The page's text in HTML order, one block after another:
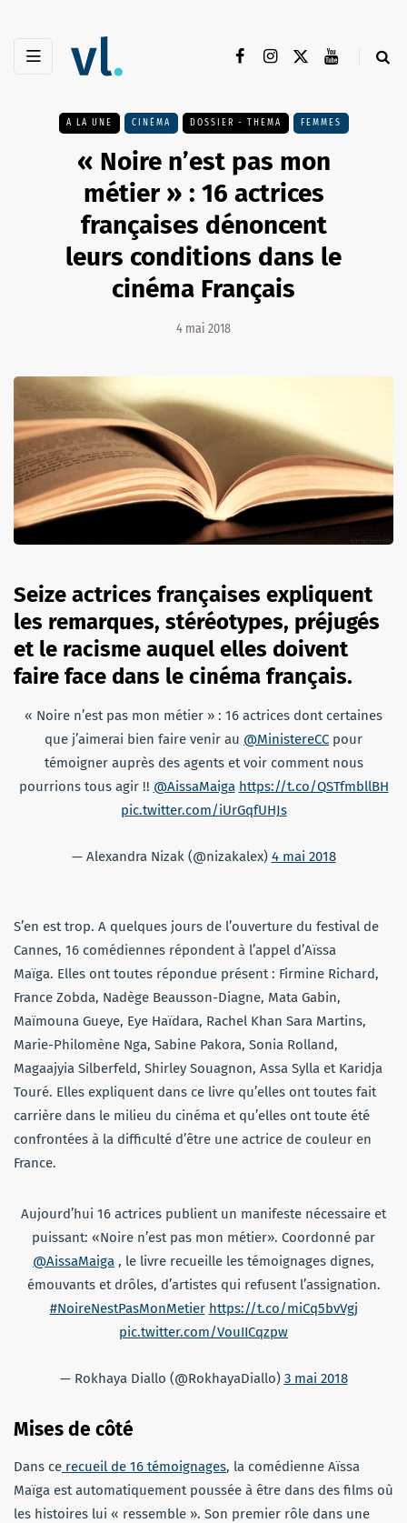
A LA UNE CINÉMA DOSSIER - THEMA FEMMES
« Noire n’est pas mon
métier » : 16 actrices
françaises dénoncent
leurs conditions dans le
cinéma Français
4 mai 2018
Seize actrices françaises expliquent
les remarques, stéréotypes, préjugés
et le racisme auquel elles doivent
faire face dans le cinéma français.
« Noire n’est pas mon métier » : 16 actrices dont certaines
que j’aimerai bien faire venir au @MinistereCC pour
témoigner auprès des agents et voir comment nous
pourrions tous agir !! @AissaMaiga https://t.co/QSTfmbllBH
pic.twitter.com/iUrGqfUHJs
— Alexandra Nizak (@nizakalex) 4 mai 2018
S’en est trop. A quelques jours de l’ouverture du festival de
Cannes, 16 comédiennes répondent à l’appel d’Aïssa
Maïga. Elles ont toutes répondue présent : Firmine Richard,
France Zobda, Nadège Beausson-Diagne, Mata Gabin,
Maïmouna Gueye, Eye Haïdara, Rachel Khan Sara Martins,
Marie-Philomène Nga, Sabine Pakora, Sonia Rolland,
Magaajyia Silberfeld, Shirley Souagnon, Assa Sylla et Karidja
Touré. Elles expliquent dans ce livre qu’elles ont toutes fait
carrière dans le milieu du cinéma et qu’elles ont toute été
confrontées à la difficulté d’être une actrice de couleur en
France.
Aujourd’hui 16 actrices publient un manifeste nécessaire et
puissant: «Noire n’est pas mon métier». Coordonné par
@AissaMaiga , le livre recueille les témoignages dignes,
émouvants et drôles, d’artistes qui refusent l’assignation.
#NoireNestPasMonMetier https://t.co/miCq5bvVgj
pic.twitter.com/VouIICqzpw
— Rokhaya Diallo (@RokhayaDiallo) 3 mai 2018
Mises de côté
Dans ce recueil de 16 témoignages, la comédienne Aïssa
Maïga est automatiquement poussée à être dans des films où
les histoires lui « ressemble ». Son premier rôle dans une